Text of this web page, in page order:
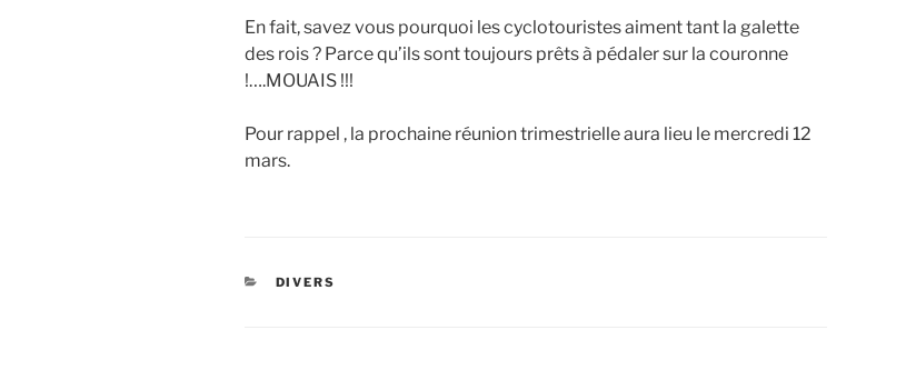
En fait, savez vous pourquoi les cyclotouristes aiment tant la galette
des rois ? Parce qu’ils sont toujours prêts à pédaler sur la couronne
!….MOUAIS !!!
Pour rappel , la prochaine réunion trimestrielle aura lieu le mercredi 12
mars.
CATÉGORIES
DIVERS